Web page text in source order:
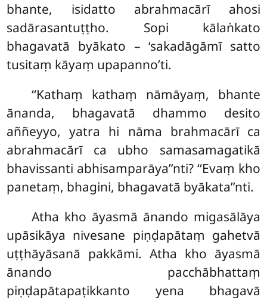
bhante, isidatto abrahmacārī ahosi
sadārasantuṭṭho. Sopi kālaṅkato
bhagavatā byākato – ‘sakadāgāmī satto
tusitaṃ kāyaṃ upapanno’ti.
‘‘Kathaṃ kathaṃ nāmāyaṃ, bhante
ānanda, bhagavatā dhammo desito
aññeyyo, yatra hi nāma brahmacārī ca
abrahmacārī ca ubho samasamagatikā
bhavissanti abhisamparāya’’nti? ‘‘Evaṃ kho
panetaṃ, bhagini, bhagavatā byākata’’nti.
Atha kho āyasmā ānando migasālāya
upāsikāya nivesane piṇḍapātaṃ gahetvā
uṭṭhāyāsanā pakkāmi. Atha kho āyasmā
ānando pacchābhattaṃ
piṇḍapātapaṭikkanto yena bhagavā